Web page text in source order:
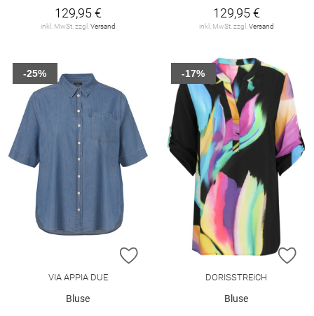
129,95 €
inkl. MwSt. zzgl. Versand
129,95 €
inkl. MwSt. zzgl. Versand
ZUR WUNSCHLISTE HINZUFÜGEN
VIA APPIA DUE
Bluse
-25%
DORISSTREICH
Bluse
-17%